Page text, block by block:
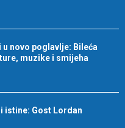
u novo poglavlje: Bileća
muzike i smijeha
i istine: Gost Lordan